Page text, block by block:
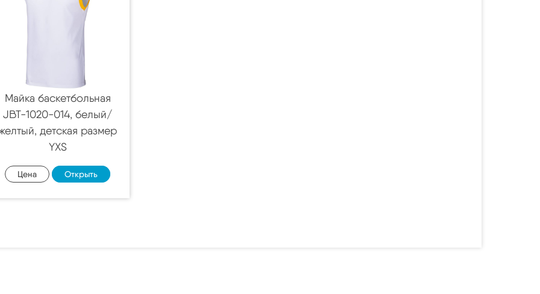
Майка баскетбольная
JBT-1020-014, белый/
детская размер
YXS
Цена Открыть